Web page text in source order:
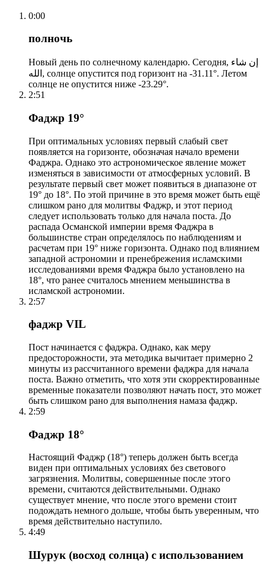
0:00
полночь
Новый день по солнечному календарю. Сегодня, إن شاء
الله, солнце опустится под горизонт на -31.11°. Летом
солнце не опустится ниже -23.29°.
2:51
Фаджр 19°
При оптимальных условиях первый слабый свет
появляется на горизонте, обозначая начало времени
Фаджра. Однако это астрономическое явление может
изменяться в зависимости от атмосферных условий. В
результате первый свет может появиться в диапазоне от
19° до 18°. По этой причине в это время может быть ещё
слишком рано для молитвы Фаджр, и этот период
следует использовать только для начала поста. До
распада Османской империи время Фаджра в
большинстве стран определялось по наблюдениям и
расчетам при 19° ниже горизонта. Однако под влиянием
западной астрономии и пренебрежения исламскими
исследованиями время Фаджра было установлено на
18°, что ранее считалось мнением меньшинства в
исламской астрономии.
2:57
фаджр VIL
Пост начинается с фаджра. Однако, как меру
предосторожности, эта методика вычитает примерно 2
минуты из рассчитанного времени фаджра для начала
поста. Важно отметить, что хотя эти скорректированные
временные показатели позволяют начать пост, это может
быть слишком рано для выполнения намаза фаджр.
2:59
Фаджр 18°
Настоящий Фаджр (18°) теперь должен быть всегда
виден при оптимальных условиях без светового
загрязнения. Молитвы, совершенные после этого
времени, считаются действительными. Однако
существует мнение, что после этого времени стоит
подождать немного дольше, чтобы быть уверенным, что
время действительно наступило.
4:49
Шурук (восход солнца) с использованием